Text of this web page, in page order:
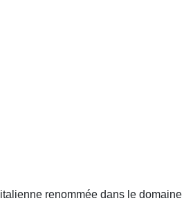
renommée dans le domaine